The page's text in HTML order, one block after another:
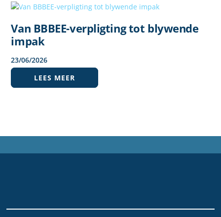
Van BBBEE-verpligting tot blywende
impak
23/06/2026
LEES MEER